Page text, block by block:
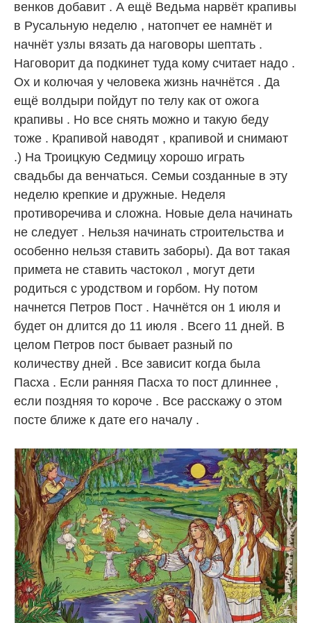
венков добавит . А ещё Ведьма нарвёт крапивы
в Русальную неделю , натопчет ее намнёт и
начнёт узлы вязать да наговоры шептать .
Наговорит да подкинет туда кому считает надо .
Ох и колючая у человека жизнь начнётся . Да
ещё волдыри пойдут по телу как от ожога
крапивы . Но все снять можно и такую беду
тоже . Крапивой наводят , крапивой и снимают
.) На Троицкую Седмицу хорошо играть
свадьбы да венчаться. Семьи созданные в эту
неделю крепкие и дружные. Неделя
противоречива и сложна. Новые дела начинать
не следует . Нельзя начинать строительства и
особенно нельзя ставить заборы). Да вот такая
примета не ставить частокол , могут дети
родиться с уродством и горбом. Ну потом
начнется Петров Пост . Начнётся он 1 июля и
будет он длится до 11 июля . Всего 11 дней. В
целом Петров пост бывает разный по
количеству дней . Все зависит когда была
Пасха . Если ранняя Пасха то пост длиннее ,
если поздняя то короче . Все расскажу о этом
посте ближе к дате его началу .